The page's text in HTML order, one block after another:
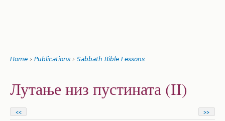
are
here
Home › Publications › Sabbath Bible Lessons
to
top
Лутање низ пустината (II)
<< >>